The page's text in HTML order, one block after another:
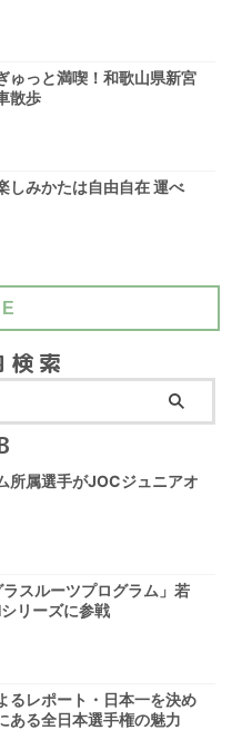
ゅっと満喫！和歌山県新宮
散歩
しみかたは自由自在 運べ
検索
所属選手がJOCジュニアオ
ラスルーツプログラム」若
リーズに参戦
るレポート・日本一を決め
ある全日本選手権の魅力